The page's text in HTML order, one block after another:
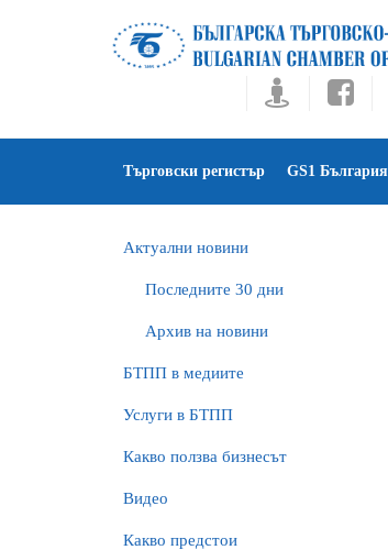
Търговски регистър GS1 България
Актуални новини
Последните 30 дни
Архив на новини
БTПП в медиите
Услуги в БТПП
Какво ползва бизнесът
Видео
Какво предстои